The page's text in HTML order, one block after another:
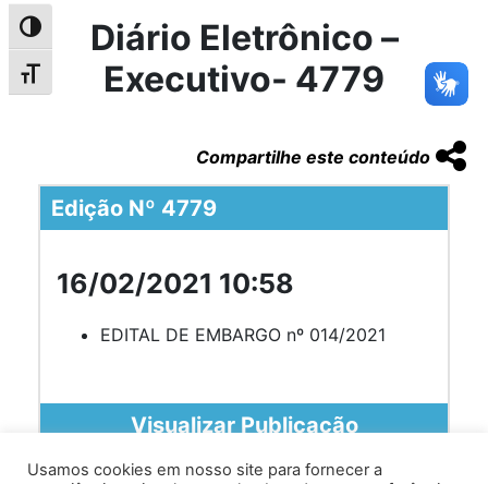
Alternar alto contraste
Alternar tamanho da fonte
Diário Eletrônico –
Executivo- 4779
Compartilhe este conteúdo
Edição Nº 4779
16/02/2021 10:58
EDITAL DE EMBARGO nº 014/2021
Visualizar Publicação
Usamos cookies em nosso site para fornecer a